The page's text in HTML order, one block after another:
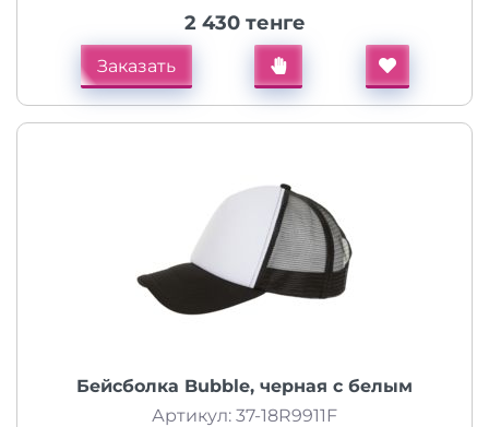
2 430 тенге
Заказать
Бейсболка Bubble, черная с белым
Артикул: 37-18R9911F